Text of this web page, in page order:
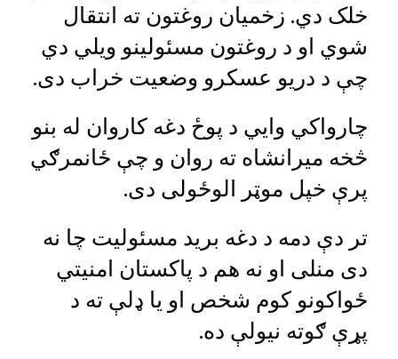
خلک دي. زخمیان روغتون ته انتقال
شوي او د روغتون مسئولینو ویلي دي
چې د دریو عسکرو وضعیت خراب دی.
چارواکي وايي د پوځ دغه کاروان له بنو
څخه میرانشاه ته روان و چې ځانمرګي
پرې خپل موټر الوځولی دی.
تر دې دمه د دغه برید مسئولیت چا نه
دی منلی او نه هم د پاکستان امنیتي
ځواکونو کوم شخص او یا ډلې ته د
پړې ګوته نیولې ده.